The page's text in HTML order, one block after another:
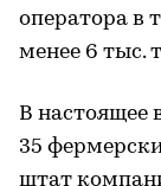
оператора в
менее 6 тыс.
В настоящее
35
штат